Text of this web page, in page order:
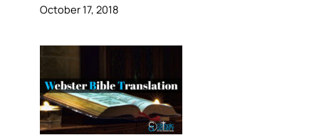
October 17, 2018